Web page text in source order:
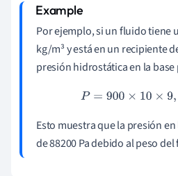
Por ejemplo, si un fluido tiene
kg/m³ y está en un recipiente
presión hidrostática en la
P=900 ×10 ×9 ,8
Esto muestra que la presión
de 88200 Pa debido al peso